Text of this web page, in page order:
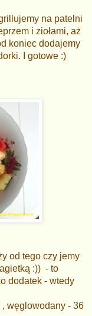
na patelni
i ziołami, aż
koniec dodajemy
I gotowe :)
od tego czy jemy
:)) - to
dodatek - wtedy
, węglowodany - 36